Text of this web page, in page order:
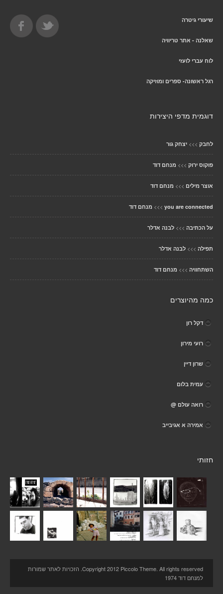
שיעורי גיטרה
שאלנה - אתר טריוויה
לוח עברי לועזי
רגל ראשונה- ספרים ומוזיקה
דוגמית מדפי היצירות
לחבק >>> יצחק גור
פוקוס ירוק >>> מנחם דוד
אוצר מילים >>> מנחם דוד
you are connected
>>> מנחם דוד
על הכתיבה >>> לבנה אדלר
תפילה >>> לבנה אדלר
השתחוויה >>> מנחם דוד
כמה מהיוצרים
דקל רון
רועי מירון
שרון דיין
עמית בלום
רואה עולם @
אמירה א אגיבייב
חזותי
Copyright 2012 Piccolo Theme. All rights reserved. הזכויות לאתר שמורות
למנחם דוד 1974